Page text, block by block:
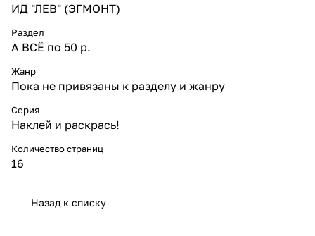
ИД "ЛЕВ" (ЭГМОНТ)
Раздел
А ВСЁ по 50 р.
Жанр
Пока не привязаны к разделу и жанру
Серия
Наклей и раскрась!
Количество страниц
16
Назад к списку